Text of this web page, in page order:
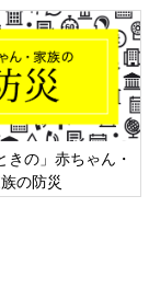
稿-2019年 4月月22日午後9時37分PDT
手動タイプのハ
ようなかたちが
電・電池が必要
リュック型水鉄
たね。災害が起
きの」赤ちゃん・
の防災